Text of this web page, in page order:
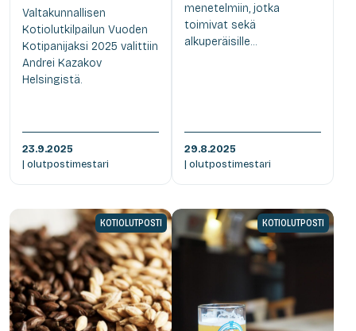
Valtakunnallisen
Kotiolutkilpailun Vuoden
Kotipanijaksi 2025 valittiin
Andrei Kazakov
Helsingistä.
23.9.2025
| olutpostimestari
menetelmiin, jotka
toimivat sekä
alkuperäisille...
29.8.2025
| olutpostimestari
KOTIOLUTPOSTI KOTIOLUTPOSTI